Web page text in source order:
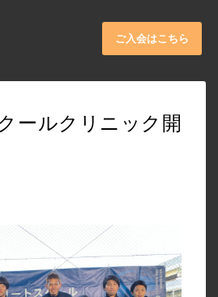
ご入会はこちら
ールクリニック開